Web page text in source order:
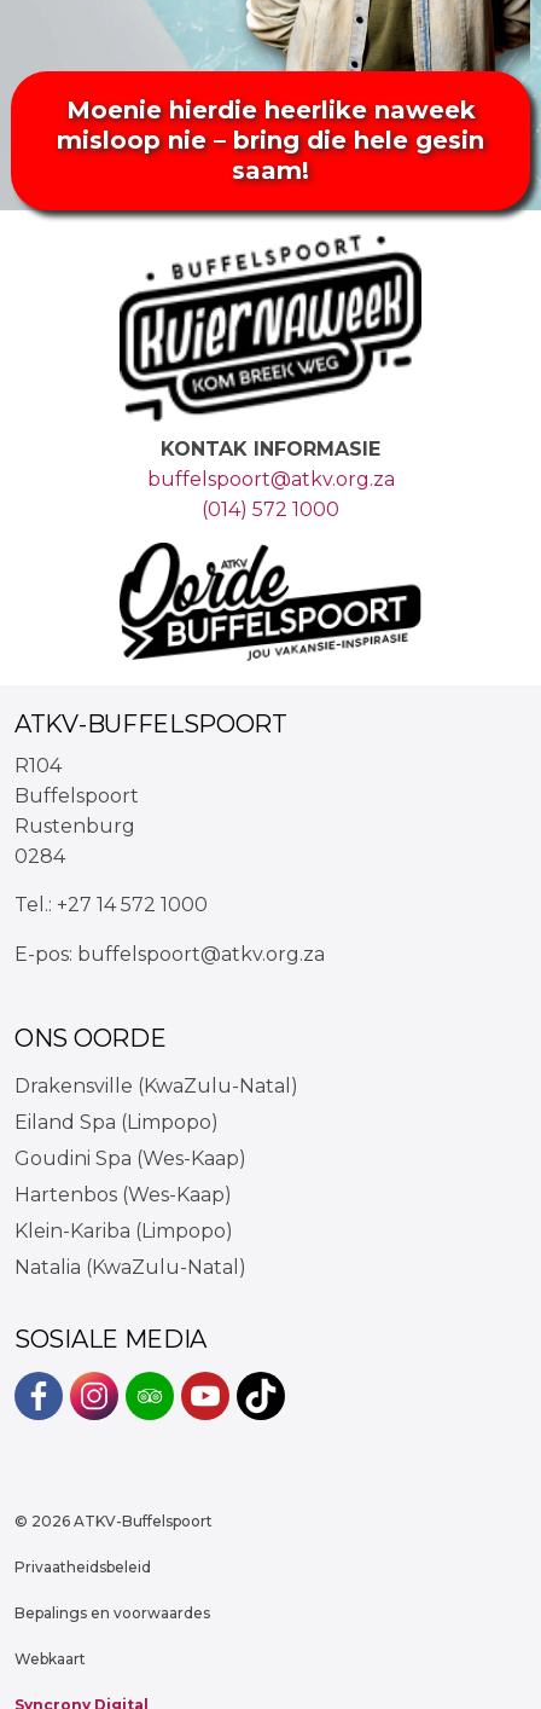
Moenie hierdie heerlike naweek
misloop nie – bring die hele gesin
saam!
KONTAK INFORMASIE
buffelspoort@atkv.org.za
(014) 572 1000
ATKV-BUFFELSPOORT
R104
Buffelspoort
Rustenburg
0284
Tel.: +27 14 572 1000
E-pos: buffelspoort@atkv.org.za
ONS OORDE
Drakensville (KwaZulu-Natal)
Eiland Spa (Limpopo)
Goudini Spa (Wes-Kaap)
Hartenbos (Wes-Kaap)
Klein-Kariba (Limpopo)
Natalia (KwaZulu-Natal)
SOSIALE MEDIA
© 2026 ATKV-Buffelspoort
Privaatheidsbeleid
Bepalings en voorwaardes
Webkaart
Syncrony Digital